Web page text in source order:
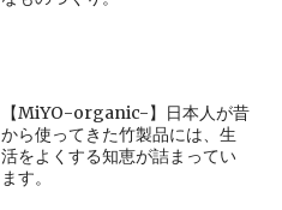
【MiYO-organic-】日本人が昔
から使ってきた竹製品には、生
活をよくする知恵が詰まってい
ます。